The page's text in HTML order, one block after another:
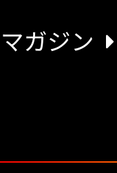
ガジン